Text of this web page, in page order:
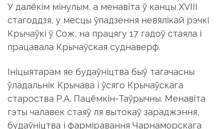
У далёкім мінулым, а менавіта ў канцы XVIII
стагоддзя, у месцы ўпадзення невялікай рэчкі
Крычаўкі ў Сож, на працягу 17 гадоў стаяла і
працавала Крычаўская суднаверф.
Ініцыятарам яе будаўніцтва быў тагачасны
ўладальнік Крычава і ўсяго Крычаўскага
староства Р.А. Пацёмкін-Таўрычны. Менавіта
гэты чалавек стаяў ля вытокаў зараджэння,
будаўніцтва і фарміравання Чарнаморскага